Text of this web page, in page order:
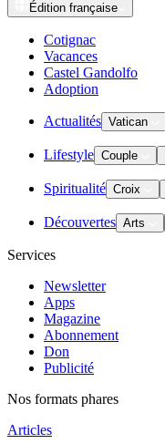
Édition française
Cotignac
Vacances
Castel Gandolfo
Adoption
Actualités Vatican
Lifestyle Couple
Spiritualité Croix
Découvertes Arts
Services
Newsletter
Apps
Magazine
Abonnement
Don
Publicité
Nos formats phares
Articles